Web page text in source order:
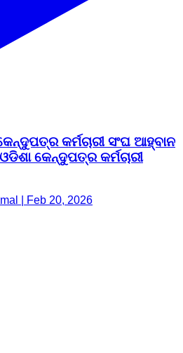
କର୍ମଚାରୀ ସଂଘ ଆହ୍ବାନ
କେନ୍ଦୁପତ୍ର କର୍ମଚାରୀ
| Feb 20, 2026